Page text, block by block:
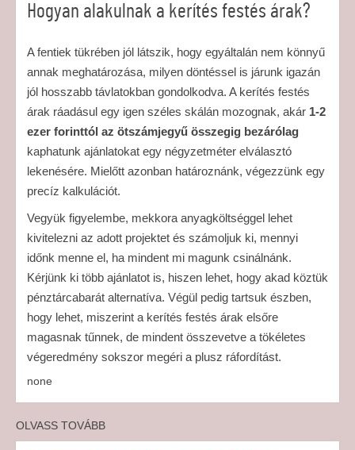
Hogyan alakulnak a kerítés festés árak?
A fentiek tükrében jól látszik, hogy egyáltalán nem könnyű
annak meghatározása, milyen döntéssel is járunk igazán
jól hosszabb távlatokban gondolkodva. A kerítés festés
árak ráadásul egy igen széles skálán mozognak, akár 1-2
ezer forinttól az ötszámjegyű összegig bezárólag
kaphatunk ajánlatokat egy négyzetméter elválasztó
lekenésére. Mielőtt azonban határoznánk, végezzünk egy
precíz kalkulációt.
Vegyük figyelembe, mekkora anyagköltséggel lehet
kivitelezni az adott projektet és számoljuk ki, mennyi
időnk menne el, ha mindent mi magunk csinálnánk.
Kérjünk ki több ajánlatot is, hiszen lehet, hogy akad köztük
pénztárcabarát alternatíva. Végül pedig tartsuk észben,
hogy lehet, miszerint a kerítés festés árak elsőre
magasnak tűnnek, de mindent összevetve a tökéletes
végeredmény sokszor megéri a plusz ráfordítást.
none
OLVASS TOVÁBB